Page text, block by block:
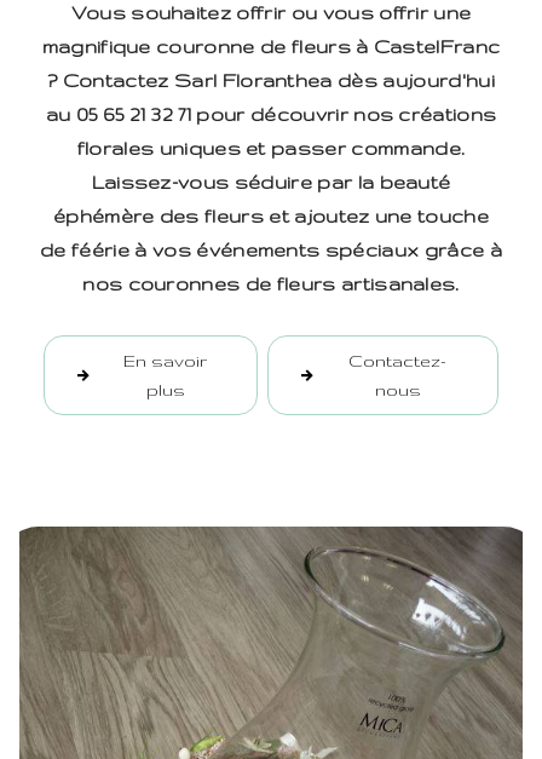
Vous souhaitez offrir ou vous offrir une
magnifique couronne de fleurs à CastelFranc
? Contactez Sarl Floranthea dès aujourd'hui
au 05 65 21 32 71 pour découvrir nos créations
florales uniques et passer commande.
Laissez-vous séduire par la beauté
éphémère des fleurs et ajoutez une touche
de féérie à vos événements spéciaux grâce à
nos couronnes de fleurs artisanales.
En savoir
plus
Contactez-
nous